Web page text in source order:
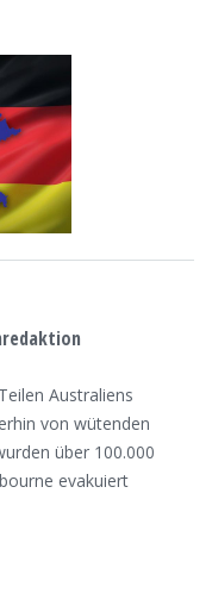
Australiens
von wütenden
über 100.000
evakuiert